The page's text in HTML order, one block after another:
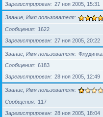
Зарегистрирован
27 ноя 2005, 15:31
Звание, Имя пользователя
Сообщения
1622
Зарегистрирован
27 ноя 2005, 20:22
Звание, Имя пользователя Флудинка
Сообщения
6183
Зарегистрирован
28 ноя 2005, 12:49
Звание, Имя пользователя
Сообщения
117
Зарегистрирован
28 ноя 2005, 18:04